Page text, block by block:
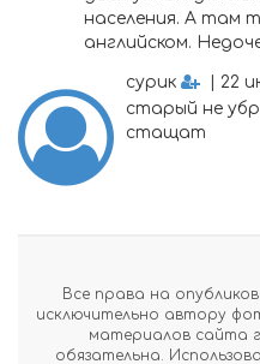
населения. А там
английском.
сурик
| 22
старый не
стащат
Все права на
исключительно автору
материалов сайта
обязательна.